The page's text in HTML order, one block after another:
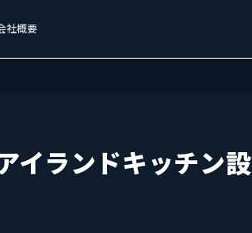
社概要
イランドキッチン